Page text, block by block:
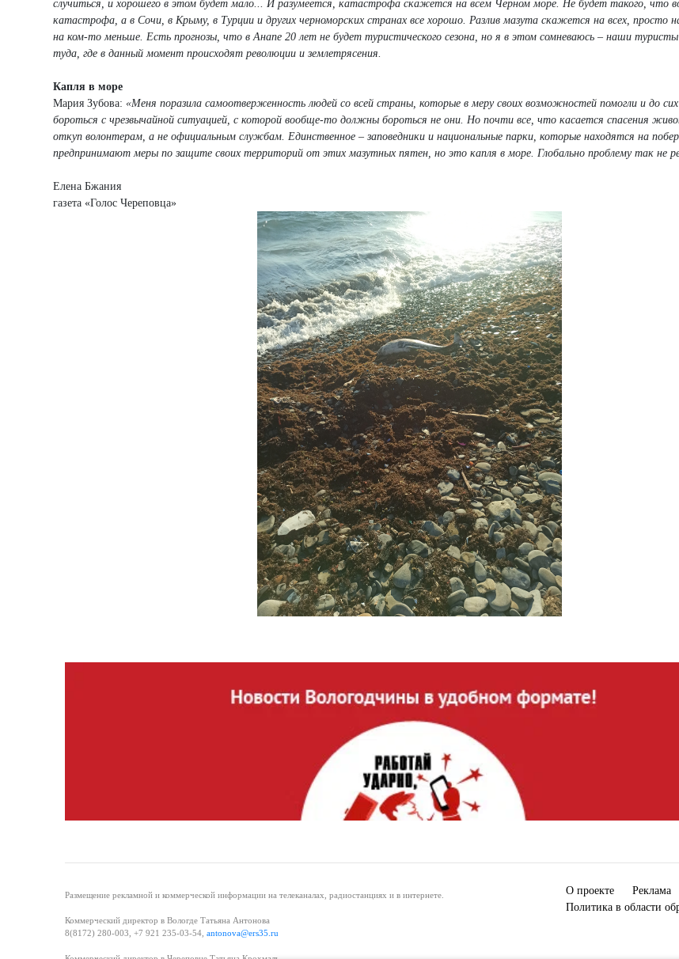
случиться, и хорошего в этом будет мало... И разумеется, катастрофа скажется на всем Черном море. Не будет такого, что
катастрофа, а в Сочи, в Крыму, в Турции и других черноморских странах все хорошо. Разлив мазута скажется на всех, просто
на ком-то меньше. Есть прогнозы, что в Анапе 20 лет не будет туристического сезона, но я в этом сомневаюсь – наши
туда, где в данный момент происходят революции и землетрясения.
Капля в море
Мария Зубова: «Меня поразила самоотверженность людей со всей страны, которые в меру своих возможностей помогли и до
бороться с чрезвычайной ситуацией, с которой вообще-то должны бороться не они. Но почти все, что касается спасения
откуп волонтерам, а не официальным службам. Единственное – заповедники и национальные парки, которые находятся на
предпринимают меры по защите своих территорий от этих мазутных пятен, но это капля в море. Глобально проблему так не
Елена Бжания
газета «Голос Череповца»
Размещение рекламной и коммерческой информации на телеканалах, радиостанциях и в интернете.
Коммерческий директор в Вологде Татьяна Антонова
8(8172) 280-003, +7 921 235-03-54, antonova@ers35.ru
О проекте Реклама
Политика в области